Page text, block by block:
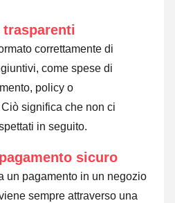
trasparenti
correttamente di
come spese di
policy o
significa che non ci
in seguito.
sicuro
un pagamento in un negozio
sempre attraverso una